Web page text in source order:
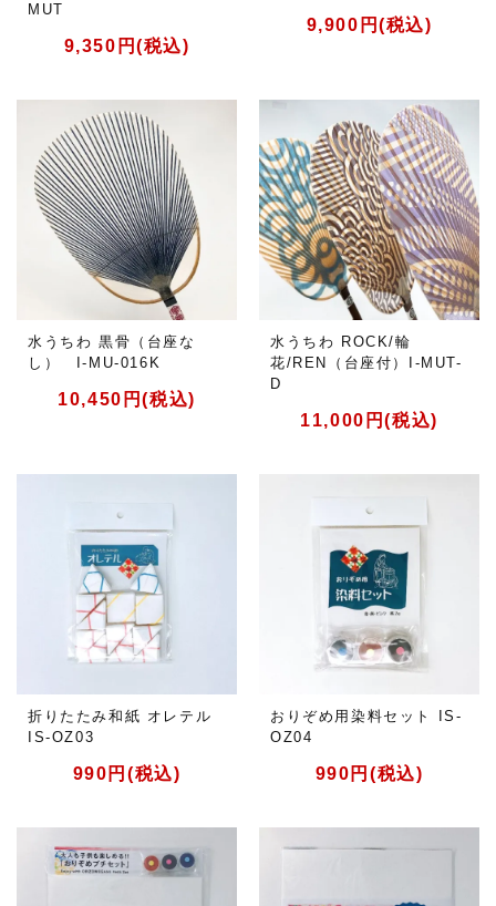
MUT
9,350円(税込)
9,900円(税込)
水うちわ 黒骨（台座な
し） I-MU-016K
10,450円(税込)
水うちわ ROCK/輪
花/REN（台座付）I-MUT-
D
11,000円(税込)
折りたたみ和紙 オレテル
IS-OZ03
990円(税込)
おりぞめ用染料セット IS-
OZ04
990円(税込)